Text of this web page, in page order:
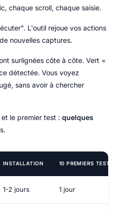
chaque scroll, chaque saisie.
L'outil rejoue vos actions
nouvelles captures.
surlignées côte à côte. Vert =
détectée. Vous voyez
sans avoir à chercher
le premier test : quelques
INSTALLATION 10 PREMIERS TESTS
1-2 jours 1 jour